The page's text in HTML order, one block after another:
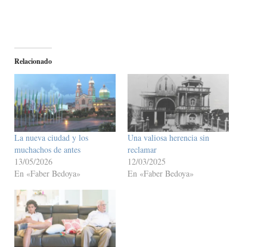
Relacionado
La nueva ciudad y los
muchachos de antes
13/05/2026
En «Faber Bedoya»
Una valiosa herencia sin
reclamar
12/03/2025
En «Faber Bedoya»